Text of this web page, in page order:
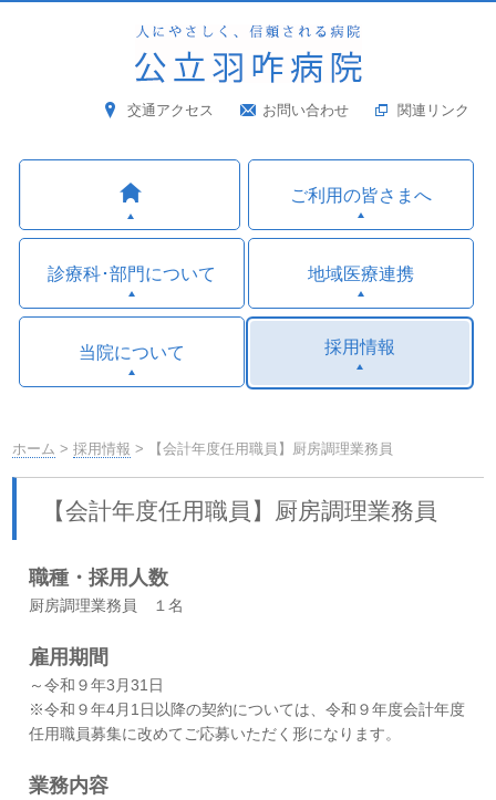
交通アクセス お問い合わせ 関連リンク
ご利用の皆さまへ
診療科･部門について 地域医療連携
当院について 採用情報
ホーム >採用情報 > 【会計年度任用職員】厨房調理業務員
【会計年度任用職員】厨房調理業務員
職種・採用人数
厨房調理業務員 １名
雇用期間
～令和９年3月31日
※令和９年4月1日以降の契約については、令和９年度会計年度
任用職員募集に改めてご応募いただく形になります。
業務内容